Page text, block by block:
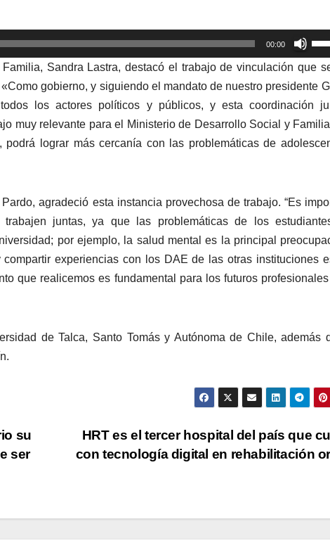
00:00
las
el
Sandra Lastra, destacó el trabajo de vinculación que
gobierno, y siguiendo el mandato de nuestro presidente
los actores políticos y públicos, y esta coordinación
muy relevante para el Ministerio de Desarrollo Social y
lograr más cercanía con las problemáticas de
agradeció esta instancia provechosa de trabajo. “Es
juntas, ya que las problemáticas de los
por ejemplo, la salud mental es la principal
experiencias con los DAE de las otras instituciones
que realicemos es fundamental para los futuros
de Talca, Santo Tomás y Autónoma de Chile, además
HRT es el tercer hospital del país que
con tecnología digital en rehabilitación
su
ser